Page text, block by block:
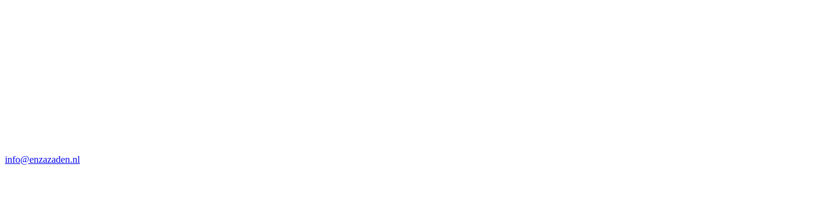
info@enzazaden.nl